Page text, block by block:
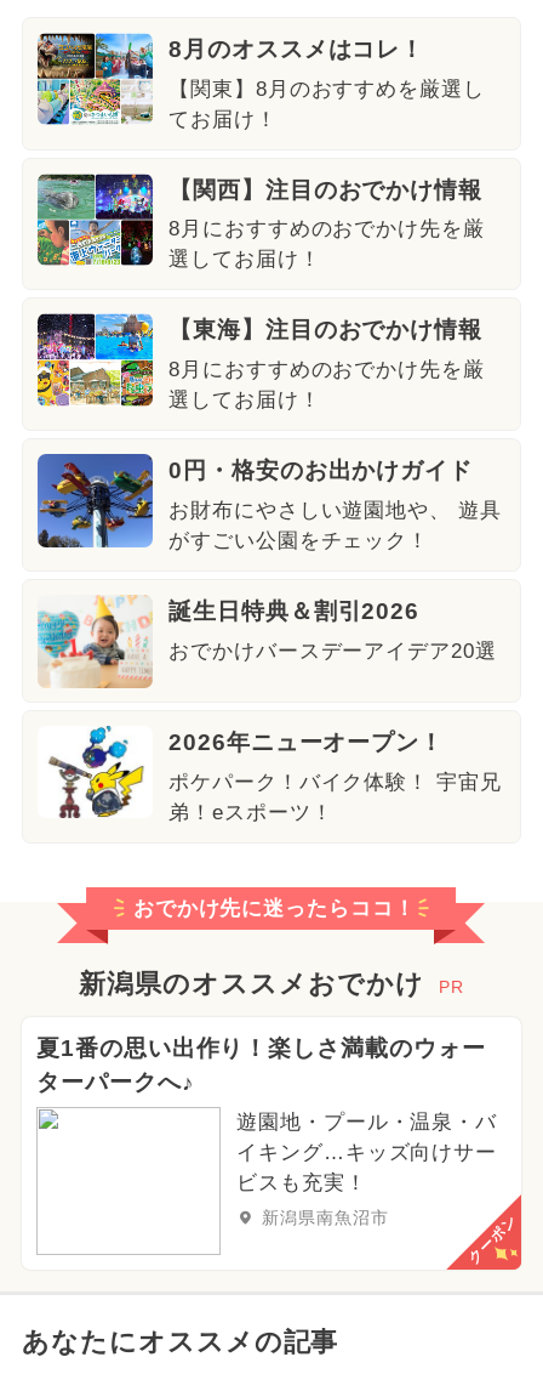
8月のオススメはコレ！
【関東】8月のおすすめを厳選し
てお届け！
【関西】注目のおでかけ情報
8月におすすめのおでかけ先を厳
選してお届け！
【東海】注目のおでかけ情報
8月におすすめのおでかけ先を厳
選してお届け！
0円・格安のお出かけガイド
お財布にやさしい遊園地や、 遊具
がすごい公園をチェック！
誕生日特典＆割引2026
おでかけバースデーアイデア20選
2026年ニューオープン！
ポケパーク！バイク体験！ 宇宙兄
弟！eスポーツ！
おでかけ先に迷ったらココ！
新潟県のオススメおでかけ PR
夏1番の思い出作り！楽しさ満載のウォー
ターパークへ♪
遊園地・プール・温泉・バ
イキング…キッズ向けサー
ビスも充実！
新潟県南魚沼市 クーポン
あなたにオススメの記事